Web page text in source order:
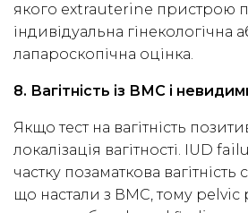
якого extrauterine пристрою
індивідуальна гінекологічна
лапароскопічна оцінка.
8. Вагітність із ВМС і
Якщо тест на вагітність
локалізація вагітності. IUD
частку позаматкова вагітність
що настали з ВМС, тому pelvic